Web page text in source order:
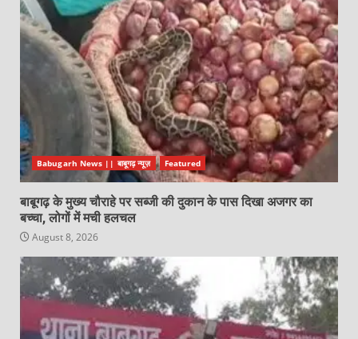
Babugarh News || बाबूगढ़ न्यूज़ Featured
बाबूगढ़ के मुख्य चौराहे पर सब्जी की दुकान के पास दिखा अजगर का
बच्चा, लोगों में मची हलचल
August 8, 2026